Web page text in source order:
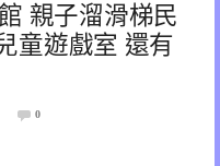
親子溜滑梯民
童遊戲室 還有
0